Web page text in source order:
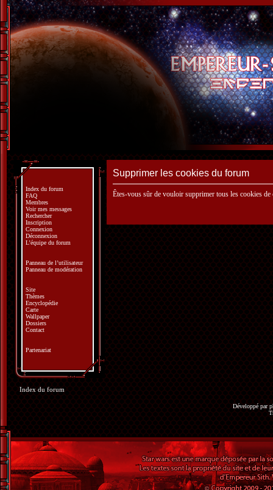
Supprimer les cookies du forum
Êtes-vous sûr de vouloir supprimer tous les cookies de
Index du forum
FAQ
Membres
Voir mes messages
Rechercher
Inscription
Connexion
Déconnexion
L’équipe du forum
Panneau de l’utilisateur
Panneau de modération
Site
Thèmes
Encyclopédie
Carte
Wallpaper
Dossiers
Contact
Partenariat
Index du forum
Développé par